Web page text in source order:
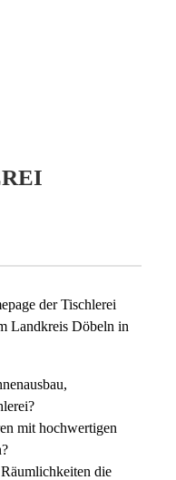
der Tischlerei
Landkreis Döbeln in
mit hochwertigen
die